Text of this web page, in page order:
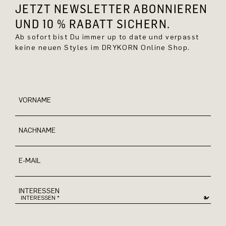
JETZT NEWSLETTER ABONNIEREN
UND 10 % RABATT SICHERN.
Ab sofort bist Du immer up to date und verpasst
keine neuen Styles im DRYKORN Online Shop.
VORNAME
NACHNAME
E-MAIL
INTERESSEN